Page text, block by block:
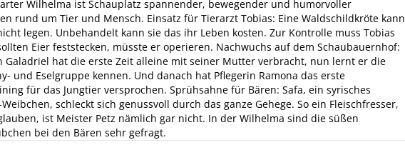
Wilhelma ist Schauplatz spannender, bewegender und humorvoller
rund um Tier und Mensch. Einsatz für Tierarzt Tobias: Eine Waldschildkröte kann
legen. Unbehandelt kann sie das ihr Leben kosten. Zur Kontrolle muss Tobias
Eier feststecken, müsste er operieren. Nachwuchs auf dem Schaubauernhof:
Galadriel hat die erste Zeit alleine mit seiner Mutter verbracht, nun lernt er die
und Eselgruppe kennen. Und danach hat Pflegerin Ramona das erste
für das Jungtier versprochen. Sprühsahne für Bären: Safa, ein syrisches
schleckt sich genussvoll durch das ganze Gehege. So ein Fleischfresser,
ist Meister Petz nämlich gar nicht. In der Wilhelma sind die süßen
bei den Bären sehr gefragt.